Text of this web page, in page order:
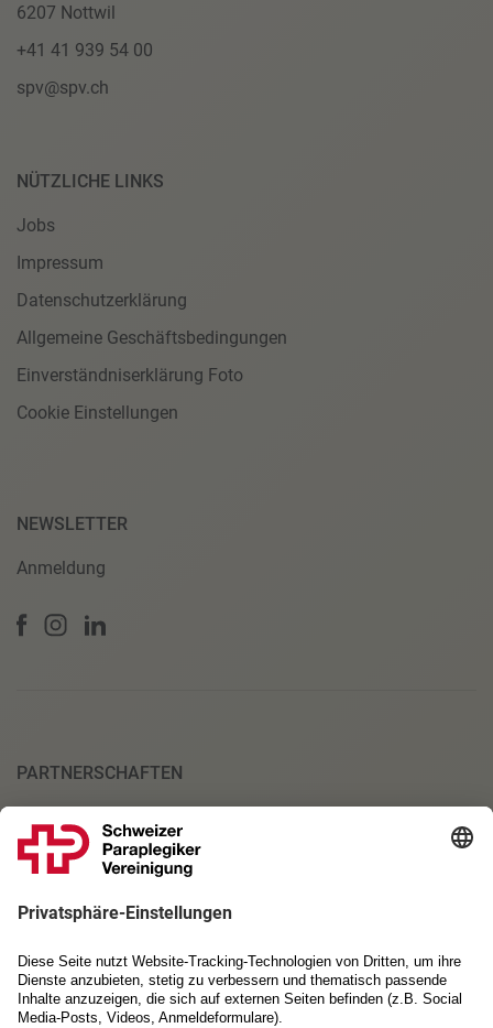
6207 Nottwil
+41 41 939 54 00
spv@spv.ch
NÜTZLICHE LINKS
Jobs
Impressum
Datenschutzerklärung
Allgemeine Geschäftsbedingungen
Einverständniserklärung Foto
Cookie Einstellungen
NEWSLETTER
Anmeldung
PARTNERSCHAFTEN